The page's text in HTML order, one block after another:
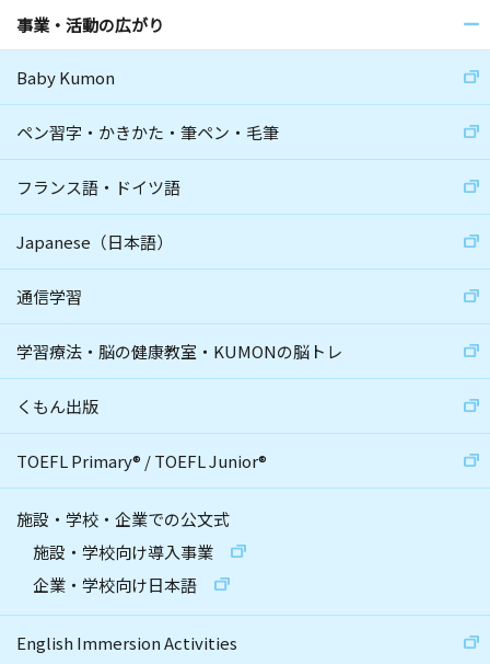
事業・活動の広がり
Baby Kumon
ペン習字・かきかた・筆ペン・毛筆
フランス語・ドイツ語
Japanese（日本語）
通信学習
学習療法・脳の健康教室・KUMONの脳トレ
くもん出版
TOEFL Primary® /TOEFL Junior®
施設・学校・企業での公文式
施設・学校向け導入事業
企業・学校向け日本語
English Immersion Activities